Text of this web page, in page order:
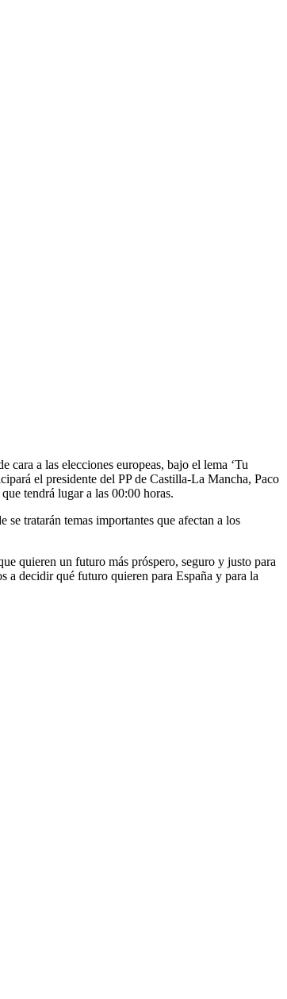
cara a las elecciones europeas, bajo el lema ‘Tu
el presidente del PP de Castilla-La Mancha, Paco
tendrá lugar a las 00:00 horas.
tratarán temas importantes que afectan a los
quieren un futuro más próspero, seguro y justo para
a decidir qué futuro quieren para España y para la